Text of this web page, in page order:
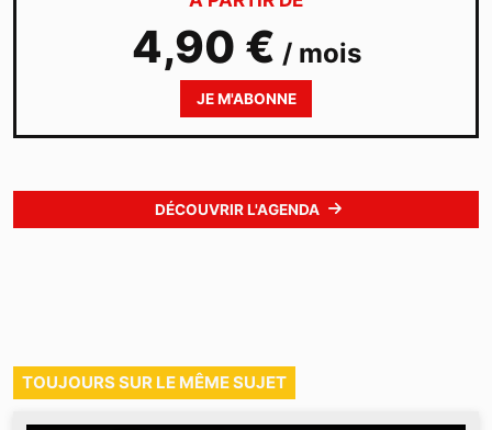
4,90 € / mois
JE M'ABONNE
DÉCOUVRIR L'AGENDA
TOUJOURS SUR LE MÊME SUJET